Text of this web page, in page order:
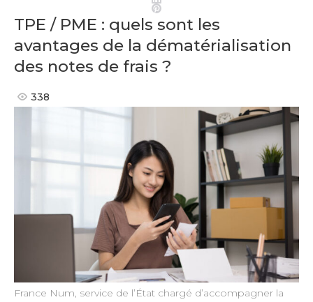
Pinterest
TPE / PME : quels sont les
avantages de la dématérialisation
des notes de frais ?
338
France Num, service de l’État chargé d’accompagner la